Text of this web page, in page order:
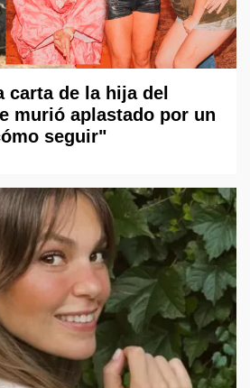
carta de la hija del
murió aplastado por un
seguir"